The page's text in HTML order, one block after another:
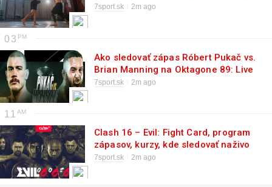
zadarmo!
7sport.sk 2m ago
03
Ako sledovať zápas Róbert Pukač vs.
Brian Manning na Oktagone 89: Live
stream, TV prenos, online
7sport.sk 2m ago
11
Clash 16 – Evil: Fight Card, program
zápasov, kurzy, kde sledovať naživo
7sport.sk 2m ago